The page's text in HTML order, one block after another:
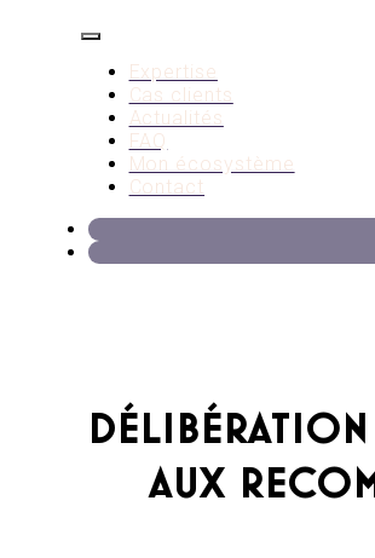
Expertise
Cas clients
Actualités
FAQ
Mon écosystème
Contact
AUX